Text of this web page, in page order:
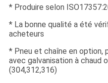
* Produire selon
* La bonne qualité a été
acheteurs
* Pneu et chaîne en option,
avec galvanisation à chaud
(304,312,316)